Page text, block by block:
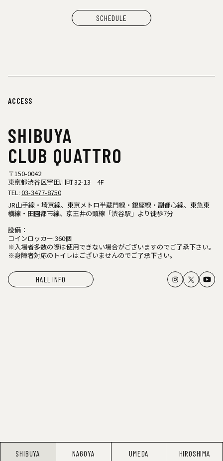
SCHEDULE
ACCESS
SHIBUYA
CLUB QUATTRO
〒150-0042
東京都渋谷区宇田川町 32-13 4F
TEL: 03-3477-8750
JR山手線・埼京線、東京メトロ半蔵門線・銀座線・副都心線、東急東
横線・田園都市線、京王井の頭線「渋谷駅」より徒歩7分
設備：
コインロッカー:360個
※入場者多数の際は使用できない場合がございますのでご了承下さい。
※身障者対応のトイレはございませんのでご了承下さい。
HALL INFO
SHIBUYA NAGOYA UMEDA HIROSHIMA